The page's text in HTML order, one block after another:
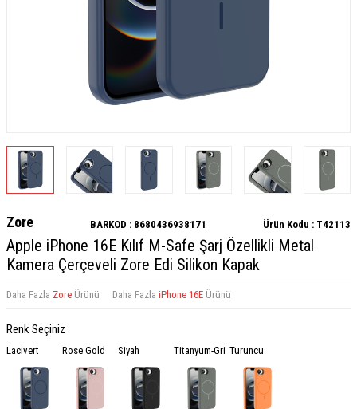
Zore BARKOD : 8680436938171 Ürün Kodu : T42113
Apple iPhone 16E Kılıf M-Safe Şarj Özellikli Metal
Kamera Çerçeveli Zore Edi Silikon Kapak
Daha Fazla Zore Ürünü Daha Fazla iPhone 16E Ürünü
Renk Seçiniz
Lacivert Rose Gold Siyah Titanyum-Gri Turuncu